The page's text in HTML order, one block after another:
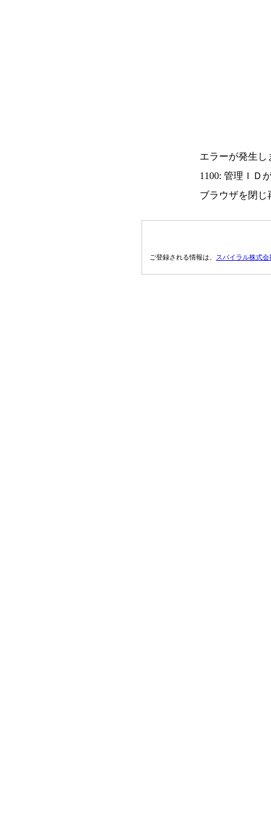
エラーが発生し
1100: 管理ＩＤ
ブラウザを閉じ
ご登録される情報は、 スパイラル株式会